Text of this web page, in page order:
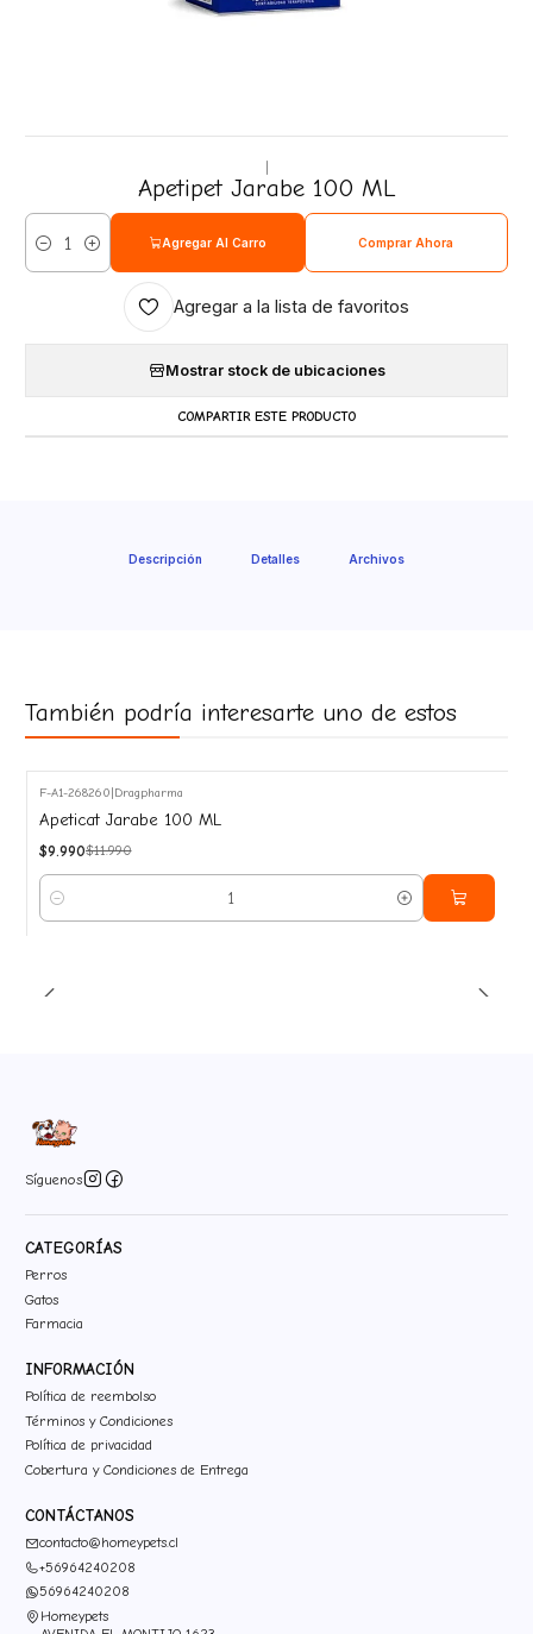
Apetipet Jarabe 100 ML
Cantidad
Agregar Al Carro Comprar Ahora
Agregar a la lista de favoritos
Mostrar stock de ubicaciones
COMPARTIR ESTE PRODUCTO
Descripción Detalles Archivos
También podría interesarte uno de estos
-17%
OFF
F-A1-268260 Dragpharma
Apeticat Jarabe 100 ML
$9.990$11.990
Cantidad
Síguenos
CATEGORÍAS
Perros
Gatos
Farmacia
INFORMACIÓN
Política de reembolso
Términos y Condiciones
Política de privacidad
Cobertura y Condiciones de Entrega
CONTÁCTANOS
contacto@homeypets.cl
+56964240208
56964240208
Homeypets